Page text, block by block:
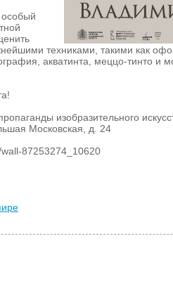
особый
техниками, такими как
акватинта, меццо-тинто и
изобразительного
Московская, д. 24
87253274_10620